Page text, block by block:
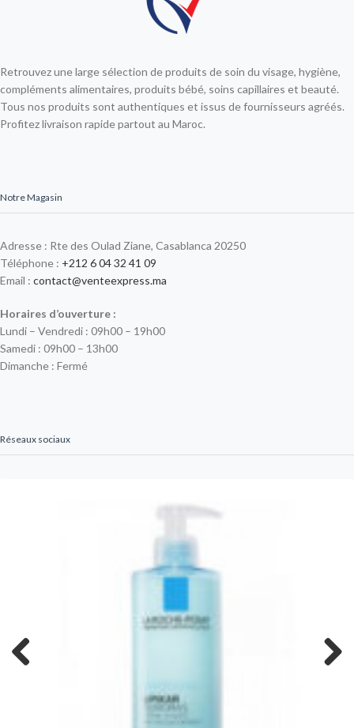
Retrouvez une large sélection de produits de soin du visage, hygiène,
compléments alimentaires, produits bébé, soins capillaires et beauté.
Tous nos produits sont authentiques et issus de fournisseurs agréés.
Profitez livraison rapide partout au Maroc.
Notre Magasin
Adresse : Rte des Oulad Ziane, Casablanca 20250
Téléphone : +212 6 04 32 41 09
Email : contact@venteexpress.ma
Horaires d’ouverture :
Lundi – Vendredi : 09h00 – 19h00
Samedi : 09h00 – 13h00
Dimanche : Fermé
Réseaux sociaux